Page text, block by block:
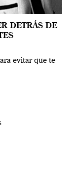
DETRÁS DE
evitar que te